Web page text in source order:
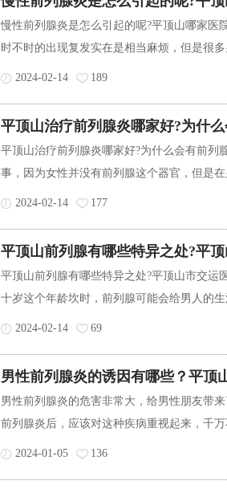
慢性前列腺炎是怎么引起的呢?平顶山哪家医
时不时的出现复发实在是相当麻烦，但是很
2024-02-14 189
平顶山治疗前列腺炎哪家好?为什么
平顶山治疗前列腺炎哪家好?为什么会有前列
事，因为女性并没有前列腺这个器官，但是
2024-02-14 177
平顶山前列腺有哪些特异之处?平顶
平顶山前列腺有哪些特异之处?平顶山市交运
十岁这个年龄坎时，前列腺可能会给男人的
2024-02-14 69
男性前列腺炎的诱因有哪些？平顶
男性前列腺炎的危害非常大，给男性朋友带
前列腺炎后，应该对这种疾病重视起来，千
2024-01-05 136